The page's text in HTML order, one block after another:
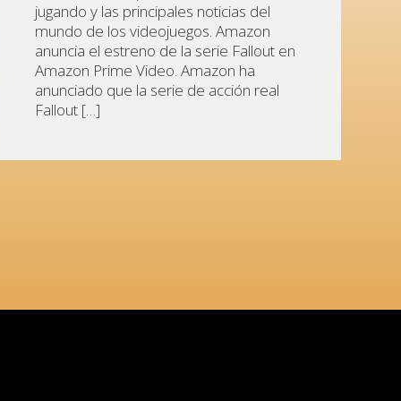
jugando y las principales noticias del
mundo de los videojuegos. Amazon
anuncia el estreno de la serie Fallout en
Amazon Prime Video. Amazon ha
anunciado que la serie de acción real
Fallout […]